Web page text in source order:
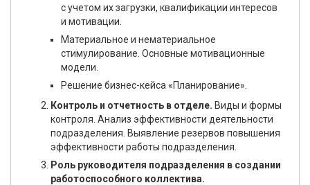
с учетом их загрузки, квалификации интересов
и мотивации.
Материальное и нематериальное
стимулирование. Основные мотивационные
модели.
Решение бизнес-кейса «Планирование».
Контроль и отчетность в отделе. Виды и формы
контроля. Анализ эффективности деятельности
подразделения. Выявление резервов повышения
эффективности работы подразделения.
Роль руководителя подразделения в создании
работоспособного коллектива.